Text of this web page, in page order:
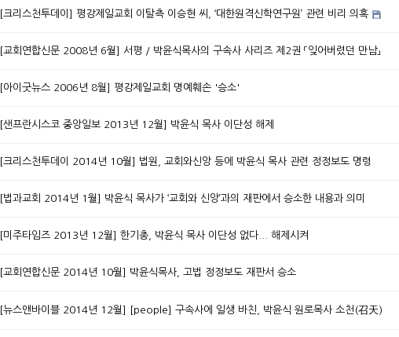
[크리스천투데이] 평강제일교회 이탈측 이승현 씨, ‘대한원격신학연구원’ 관련 비리 의혹
[교회연합신문 2008년 6월] 서평 / 박윤식목사의 구속사 사리즈 제2권 「잊어버렸던 만남」
[아이굿뉴스 2006년 8월] 평강제일교회 명예훼손 '승소'
[샌프란시스코 중앙일보 2013년 12월] 박윤식 목사 이단성 해제
[크리스천투데이 2014년 10월] 법원, 교회와신앙 등에 박윤식 목사 관련 정정보도 명령
[법과교회 2014년 1월] 박윤식 목사가 ‘교회와 신앙’과의 재판에서 승소한 내용과 의미
[미주타임즈 2013년 12월] 한기총, 박윤식 목사 이단성 없다... 해제시켜
[교회연합신문 2014년 10월] 박윤식목사, 고법 정정보도 재판서 승소
[뉴스앤바이블 2014년 12월] [people] 구속사에 일생 바친, 박윤식 원로목사 소천(召天)